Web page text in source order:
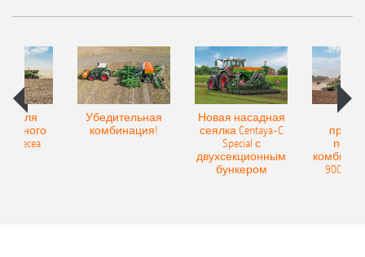
для
точного
Precea
Убедительная
комбинация!
Новая насадная
сеялка Centaya-C
Special с
двухсекционным
бункером
9004-